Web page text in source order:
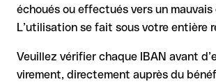
avant un virement (via un outil de
directement auprès du bénéficiaire en cas
précaution est essentielle, en particulier
élevés ou de nouvelles relations
échoués ou effectués vers un
L’utilisation se fait sous votre entière
Veuillez vérifier chaque IBAN avant
virement, directement auprès du